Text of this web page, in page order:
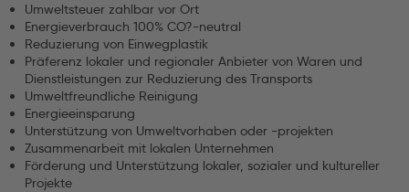
Umweltsteuer zahlbar vor Ort
Energieverbrauch 100% CO?-neutral
Reduzierung von Einwegplastik
Präferenz lokaler und regionaler Anbieter von Waren und
Dienstleistungen zur Reduzierung des Transports
Umweltfreundliche Reinigung
Energieeinsparung
Unterstützung von Umweltvorhaben oder -projekten
Zusammenarbeit mit lokalen Unternehmen
Förderung und Unterstützung lokaler, sozialer und kultureller
Projekte